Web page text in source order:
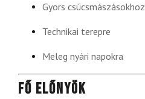
Gyors csúcsmászásokhoz
Technikai terepre
Meleg nyári napokra
Fő előnyök